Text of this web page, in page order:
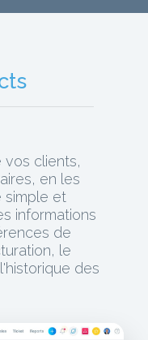
vos clients,
en les
simple et
informations
de
le
des